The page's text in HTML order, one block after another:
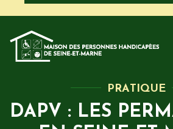
disposition sur notre site, rubrique
PRATIQUE
DAPV : LES